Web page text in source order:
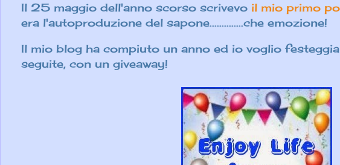
Il 25 maggio dell'anno scorso scrivevo il mio primo
era l'autoproduzione del sapone..............che emozione!
Il mio blog ha compiuto un anno ed io voglio
seguite, con un giveaway!